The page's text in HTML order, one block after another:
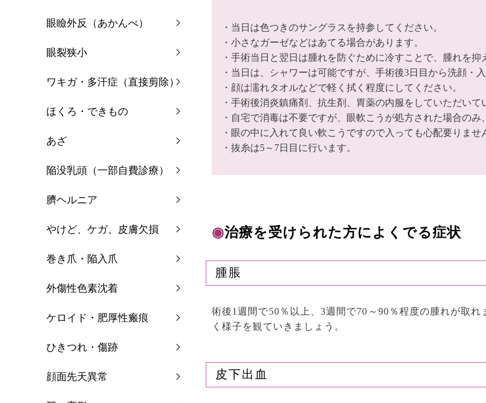
・当日は色つきのサングラスを持参してください。
・小さなガーゼなどはあてる場合があります。
・手術当日と翌日は腫れを防ぐために冷すことで、腫れを抑
・当日は、シャワーは可能ですが、手術後3日目から洗顔・入
・顔は濡れタオルなどで軽く拭く程度にしてください。
・手術後消炎鎮痛剤、抗生剤、胃薬の内服をしていただいて
・自宅で消毒は不要ですが、眼軟こうが処方された場合の
・眼の中に入れて良い軟こうですので入っても心配要りませ
・抜糸は5～7日目に行います。
◉治療を受けられた方によくでる症状
腫脹
術後1週間で50％以上、3週間で70～90％程度の腫れが取
く様子を観ていきましょう。
皮下出血
眼瞼外反（あかんべ）
眼裂狭小
ワキガ・多汗症（直接剪除）
ほくろ・できもの
あざ
陥没乳頭（一部自費診療）
臍ヘルニア
やけど、ケガ、皮膚欠損
巻き爪・陥入爪
外傷性色素沈着
ケロイド・肥厚性瘢痕
ひきつれ・傷跡
顔面先天異常